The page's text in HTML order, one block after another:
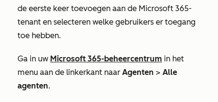
de eerste keer toevoegen aan de Microsoft 365-
tenant en selecteren welke gebruikers er toegang
toe hebben.
Ga in uw Microsoft 365-beheercentrum in het
menu aan de linkerkant naar Agenten > Alle
agenten.